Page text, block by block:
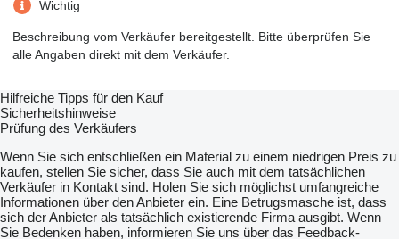
Wichtig
Beschreibung vom Verkäufer bereitgestellt. Bitte überprüfen Sie
alle Angaben direkt mit dem Verkäufer.
Hilfreiche Tipps für den Kauf
Sicherheitshinweise
Prüfung des Verkäufers
Wenn Sie sich entschließen ein Material zu einem niedrigen Preis zu
kaufen, stellen Sie sicher, dass Sie auch mit dem tatsächlichen
Verkäufer in Kontakt sind. Holen Sie sich möglichst umfangreiche
Informationen über den Anbieter ein. Eine Betrugsmasche ist, dass
sich der Anbieter als tatsächlich existierende Firma ausgibt. Wenn
Sie Bedenken haben, informieren Sie uns über das Feedback-